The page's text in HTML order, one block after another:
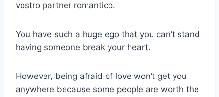
vostro partner romantico.
You have such a huge ego that you can’t stand
having someone break your heart.
However, being afraid of love won’t get you
anywhere because some people are worth the